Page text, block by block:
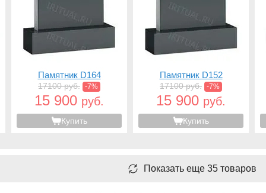
Памятник D164
17100 руб. -7%
15 900 руб.
Купить
Памятник D152
17100 руб. -7%
15 900 руб.
Купить
Показать еще 35 товаров